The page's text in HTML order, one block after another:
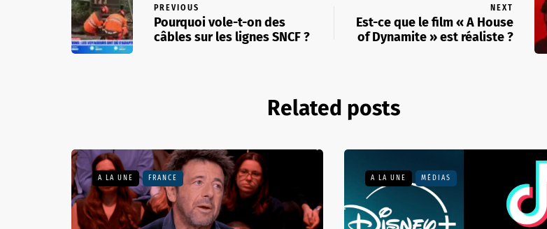
PREVIOUS
Pourquoi vole-t-on des
câbles sur les lignes SNCF ?
NEXT
Est-ce que le film « A House
of Dynamite » est réaliste ?
Related posts
A LA UNE FRANCE A LA UNE MÉDIAS